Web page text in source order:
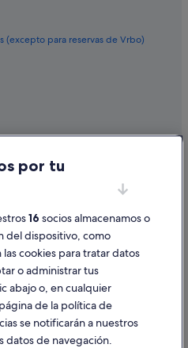
(excepto para reservas de Vrbo)
denunciar contenido
un alquiler vacacional
por tu
16 socios almacenamos o
del dispositivo, como
cookies para tratar datos
o administrar tus
abajo o, en cualquier
de la política de
se notificarán a nuestros
datos de navegación.